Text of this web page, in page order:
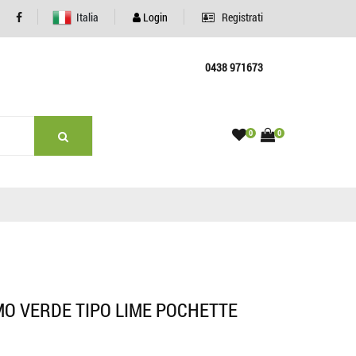
Italia Login Registrati
0438 971673
0 0
VERDE TIPO LIME POCHETTE